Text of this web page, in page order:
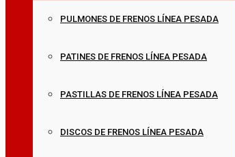
PULMONES DE FRENOS LÍNEA PESADA
PATINES DE FRENOS LÍNEA PESADA
PASTILLAS DE FRENOS LÍNEA PESADA
DISCOS DE FRENOS LÍNEA PESADA